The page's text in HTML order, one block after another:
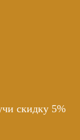
скидку 5%